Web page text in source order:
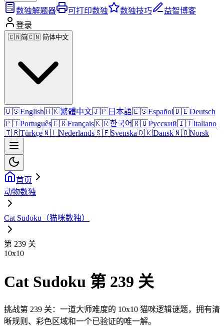
数独解题器 可打印数独 数独技巧
益智博客
登录
🇨🇳简🇨🇳 简体中文
🇺🇸English🇭🇰繁體中文🇯🇵 日本語🇪🇸Español🇩🇪Deutsch
🇵🇹Português🇫🇷Français🇰🇷한국어🇷🇺Русский🇮🇹Italiano
🇹🇷Türkçe🇳🇱Nederlands🇸🇪Svenska🇩🇰Dansk🇳🇴Norsk
首页
动物数独
Cat Sudoku（猫咪数独）
第 239 关
10x10
Cat Sudoku 第 239 关
挑战第 239 关：一道大师难度的 10x10 猫咪逻辑谜题，拥有清
晰规则、彩色区域和一个已验证的唯一解。